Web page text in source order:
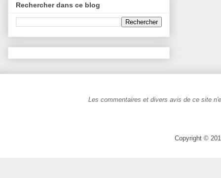
Rechercher dans ce blog
Les commentaires et divers avis de ce site
Copyright ©